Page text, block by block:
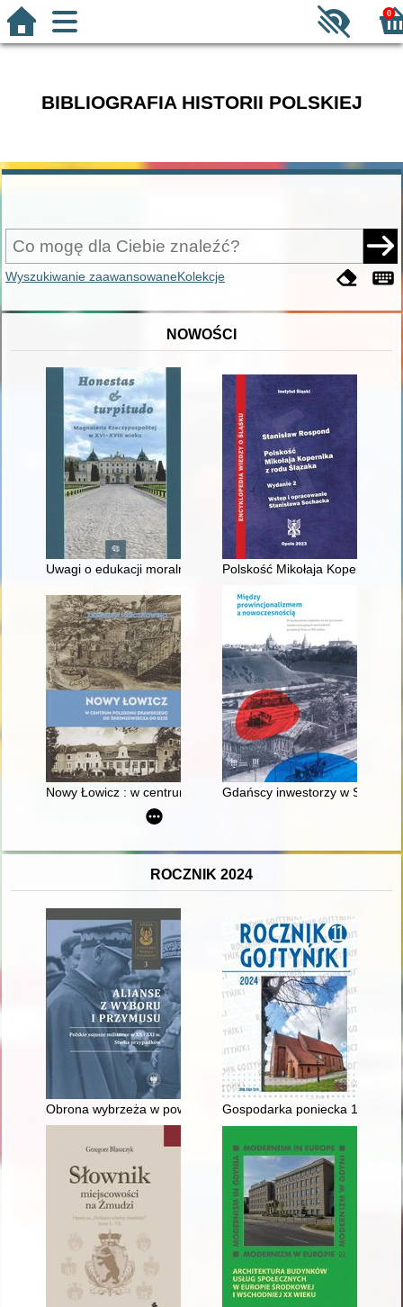
0
BIBLIOGRAFIA HISTORII POLSKIEJ
Wyszukiwanie zaawansowaneKolekcje
NOWOŚCI
Uwagi o edukacji moralnej synów szlacheckich w XVI-
Polskość Mikołaja Kopernika z
Nowy Łowicz : w centrum poligonu drawskiego od
Gdańscy inwestorzy w
ROCZNIK 2024
Obrona wybrzeża w powojennych realiach polityczno-
Gospodarka poniecka 1919-